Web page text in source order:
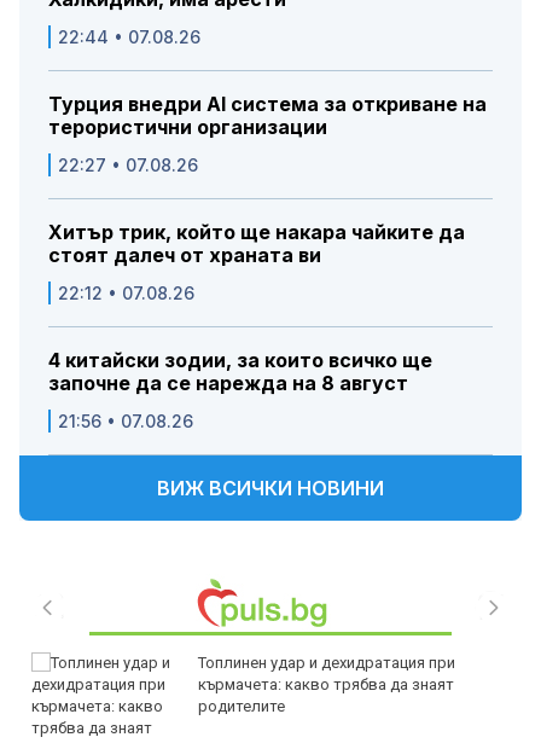
22:44 • 07.08.26
Турция внедри AI система за откриване на
терористични организации
22:27 • 07.08.26
Хитър трик, който ще накара чайките да
стоят далеч от храната ви
22:12 • 07.08.26
4 китайски зодии, за които всичко ще
започне да се нарежда на 8 август
21:56 • 07.08.26
ВИЖ ВСИЧКИ НОВИНИ
Топлинен удар и дехидратация при
кърмачета: какво трябва да знаят
родителите